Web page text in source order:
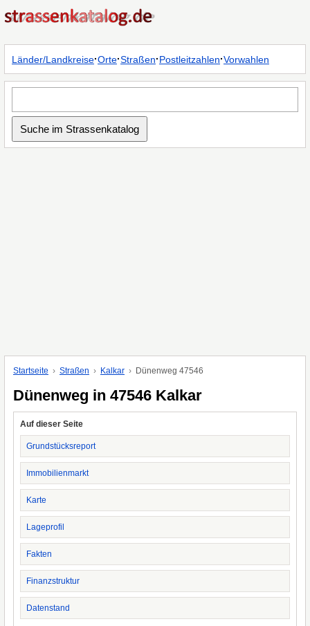
Länder/Landkreise·Orte·Straßen·Postleitzahlen·Vorwahlen
Startseite Straßen Kalkar Dünenweg 47546
Dünenweg in 47546 Kalkar
Auf dieser Seite
Grundstücksreport
Immobilienmarkt
Karte
Lageprofil
Fakten
Finanzstruktur
Datenstand